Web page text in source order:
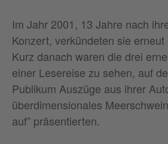
Im Jahr 2001, 13 Jahre nach
Konzert, verkündeten sie
Kurz danach waren die drei
einer Lesereise zu sehen, auf
Publikum Auszüge aus ihrer
überdimensionales
auf” präsentierten.